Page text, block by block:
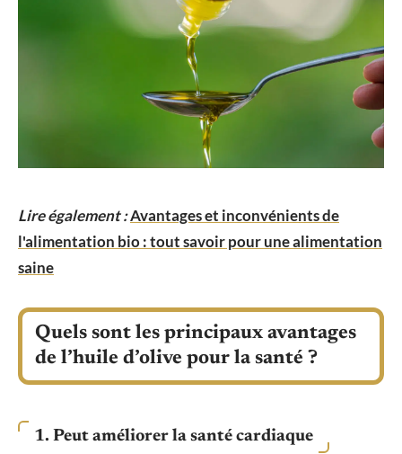
Lire également :Avantages et inconvénients de
l'alimentation bio : tout savoir pour une alimentation
saine
Quels sont les principaux avantages
de l’huile d’olive pour la santé ?
1. Peut améliorer la santé cardiaque